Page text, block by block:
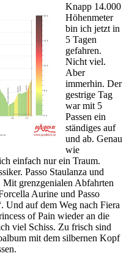
Knapp 14.000
Höhenmeter
bin ich jetzt in
5 Tagen
gefahren.
Nicht viel.
Aber
immerhin. Der
gestrige Tag
war mit 5
Passen ein
ständiges auf
und ab. Genau
wie
einfach nur ein Traum.
Passo Staulanza und
Mit grenzgenialen Abfahrten
Aurine und Passo
Und auf dem Weg nach Fiera
of Pain wieder an die
viel Schiss. Zu frisch sind
mit dem silbernen Kopf